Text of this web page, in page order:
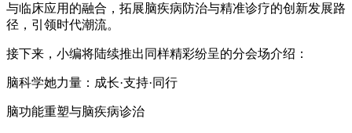
与临床应用的融合，拓展脑疾病防治与精准诊疗的创新发展路
径，引领时代潮流。
接下来，小编将陆续推出同样精彩纷呈的分会场介绍：
脑科学她力量：成长·支持·同行
脑功能重塑与脑疾病诊治